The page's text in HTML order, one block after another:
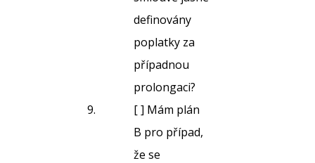
definovány
poplatky za
případnou
prolongaci?
[ ] Mám plán
B pro případ,
že se